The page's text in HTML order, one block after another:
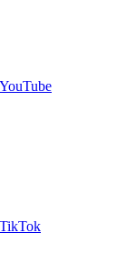
YouTube
TikTok